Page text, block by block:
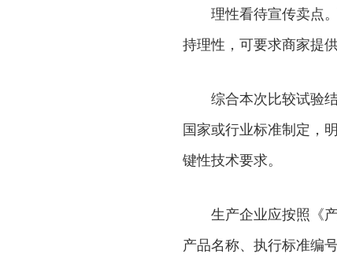
理性看待宣传卖点。
持理性，可要求商家提
综合本次比较试验结
国家或行业标准制定，
键性技术要求。
生产企业应按照《产
产品名称、执行标准编